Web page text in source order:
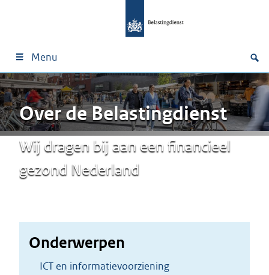
Menu
Over de Belastingdienst
Wij dragen bij aan een financieel
gezond Nederland
Onderwerpen
ICT en informatievoorziening